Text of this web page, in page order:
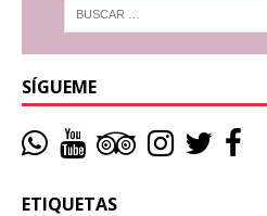
SÍGUEME
ETIQUETAS